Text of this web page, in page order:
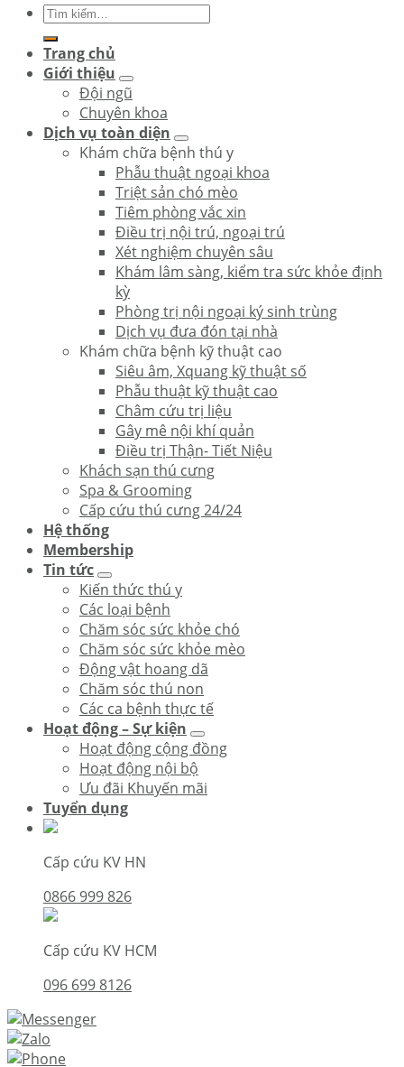
Trang chủ
Giới thiệu
Đội ngũ
Chuyên khoa
Dịch vụ toàn diện
Khám chữa bệnh thú y
Phẫu thuật ngoại khoa
Triệt sản chó mèo
Tiêm phòng vắc xin
Điều trị nội trú, ngoại trú
Xét nghiệm chuyên sâu
Khám lâm sàng, kiểm tra sức khỏe định
kỳ
Phòng trị nội ngoại ký sinh trùng
Dịch vụ đưa đón tại nhà
Khám chữa bệnh kỹ thuật cao
Siêu âm, Xquang kỹ thuật số
Phẫu thuật kỹ thuật cao
Châm cứu trị liệu
Gây mê nội khí quản
Điều trị Thận- Tiết Niệu
Khách sạn thú cưng
Spa & Grooming
Cấp cứu thú cưng 24/24
Hệ thống
Membership
Tin tức
Kiến thức thú y
Các loại bệnh
Chăm sóc sức khỏe chó
Chăm sóc sức khỏe mèo
Động vật hoang dã
Chăm sóc thú non
Các ca bệnh thực tế
Hoạt động – Sự kiện
Hoạt động cộng đồng
Hoạt động nội bộ
Ưu đãi Khuyến mãi
Tuyển dụng
Cấp cứu KV HN
0866 999 826
Cấp cứu KV HCM
096 699 8126